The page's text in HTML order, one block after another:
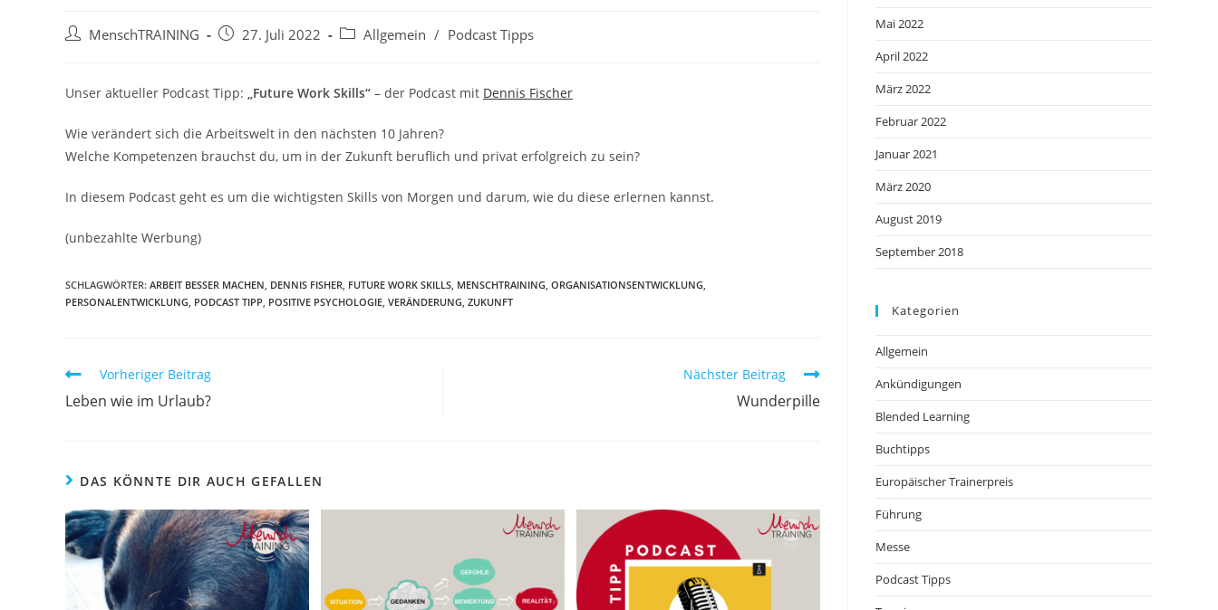
Beitrags-
MenschTRAINING
Beitrag27. Juli 2022
Beitrags-
Allgemein / Podcast Tipps
Unser aktueller Podcast Tipp: „Future Work Skills“ – der Podcast mit Dennis Fischer
Wie verändert sich die Arbeitswelt in den nächsten 10 Jahren?
Welche Kompetenzen brauchst du, um in der Zukunft beruflich und privat erfolgreich zu sein?
In diesem Podcast geht es um die wichtigsten Skills von Morgen und darum, wie du diese erlernen kannst.
(unbezahlte Werbung)
SCHLAGWÖRTER: ARBEIT BESSER MACHEN, DENNIS FISHER, FUTURE WORK SKILLS, MENSCHTRAINING, ORGANISATIONSENTWICKLUNG,
PERSONALENTWICKLUNG, PODCAST TIPP, POSITIVE PSYCHOLOGIE, VERÄNDERUNG, ZUKUNFT
Weitere
Artikel
ansehen
Vorheriger Beitrag
Leben wie im Urlaub?
Nächster Beitrag
Wunderpille
DAS KÖNNTE DIR AUCH GEFALLEN
Mai 2022
April 2022
März 2022
Februar 2022
Januar 2021
März 2020
August 2019
September 2018
Kategorien
Allgemein
Ankündigungen
Blended Learning
Buchtipps
Europäischer Trainerpreis
Führung
Messe
Podcast Tipps